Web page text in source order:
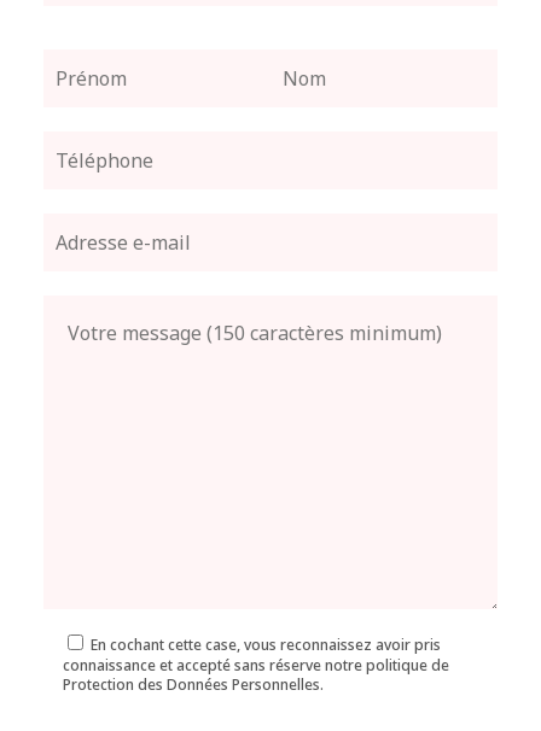
En cochant cette case, vous reconnaissez avoir pris
connaissance et accepté sans réserve notre politique de
Protection des Données Personnelles.